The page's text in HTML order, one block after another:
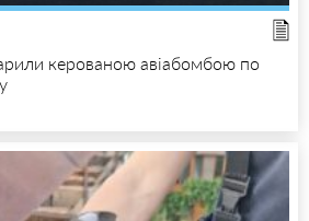
керованою авіабомбою по